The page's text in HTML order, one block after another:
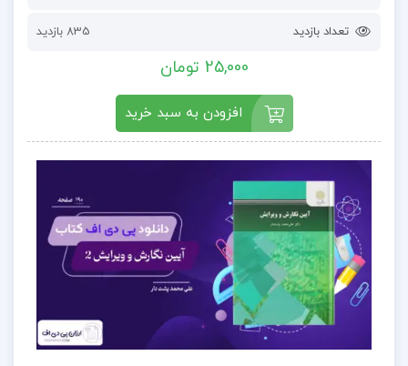
تعداد بازدید 835 بازدید
25,000 تومان
افزودن به سبد خرید